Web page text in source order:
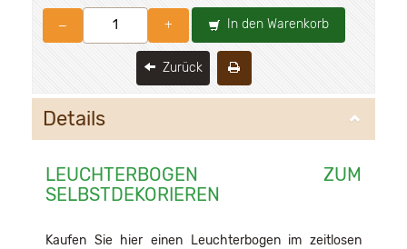
– + In den Warenkorb
Zurück
Details
LEUCHTERBOGEN ZUM
SELBSTDEKORIEREN
Kaufen Sie hier einen Leuchterbogen im zeitlosen